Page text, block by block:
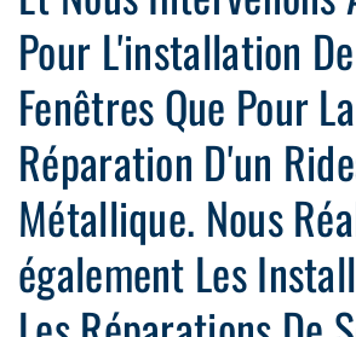
Pour L'installation
Fenêtres Que Pour La
Réparation D'un
Métallique. Nous
également Les